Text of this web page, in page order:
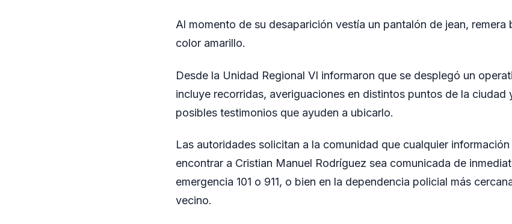
Al momento de su desaparición vestía un pantalón de jean, remera
color amarillo.
Desde la Unidad Regional VI informaron que se desplegó un
incluye recorridas, averiguaciones en distintos puntos de la ciudad
posibles testimonios que ayuden a ubicarlo.
Las autoridades solicitan a la comunidad que cualquier
encontrar a Cristian Manuel Rodríguez sea comunicada de
emergencia 101 o 911, o bien en la dependencia policial más
vecino.